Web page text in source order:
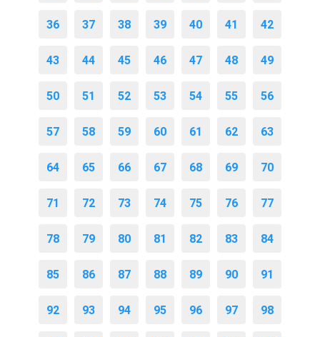
36 37 38 39 40 41 42
43 44 45 46 47 48 49
50 51 52 53 54 55 56
57 58 59 60 61 62 63
64 65 66 67 68 69 70
71 72 73 74 75 76 77
78 79 80 81 82 83 84
85 86 87 88 89 90 91
92 93 94 95 96 97 98